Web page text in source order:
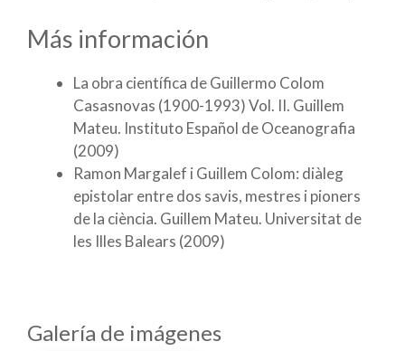
Más información
La obra científica de Guillermo Colom
Casasnovas (1900-1993) Vol. II. Guillem
Mateu. Instituto Español de Oceanografia
(2009)
Ramon Margalef i Guillem Colom: diàleg
epistolar entre dos savis, mestres i pioners
de la ciència. Guillem Mateu. Universitat de
les Illes Balears (2009)
Galería de imágenes